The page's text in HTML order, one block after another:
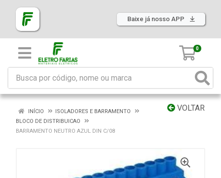
Baixe já nosso APP
0
VOLTAR
INÍCIO
ISOLADORES E BARRAMENTO
BLOCO DE DISTRIBUICAO
BARRAMENTO NEUTRO AZUL DIN C/08